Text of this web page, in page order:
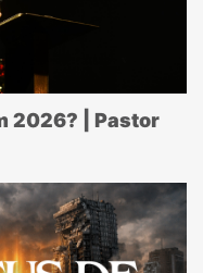
2026? | Pastor